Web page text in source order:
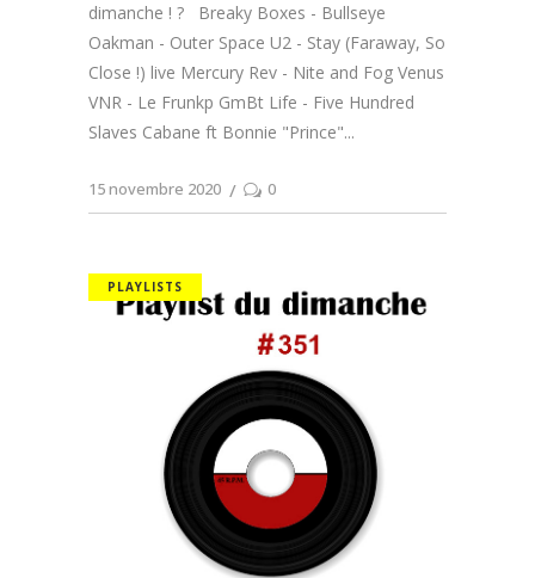
dimanche ! ? Breaky Boxes - Bullseye
Oakman - Outer Space U2 - Stay (Faraway, So
Close !) live Mercury Rev - Nite and Fog Venus
VNR - Le Frunkp GmBt Life - Five Hundred
Slaves Cabane ft Bonnie "Prince"
15 novembre 2020 0
PLAYLISTS